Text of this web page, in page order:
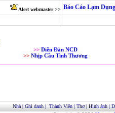
Alert webmaster >> Báo Cáo Lạm
>> Diễn Đàn NCD
>> Nhịp Cầu Tình Thương
Nhà| Ghi danh| Thành Viên| Thơ| Hình ảnh|